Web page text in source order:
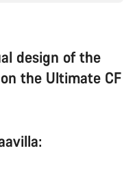
design of the
the Ultimate CF